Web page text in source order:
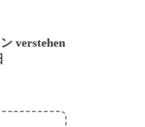
verstehen